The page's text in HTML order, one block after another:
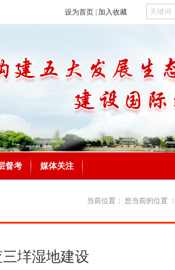
设为首页 加入收藏
督考 媒体关注
当前位置： 您当前的位置 ：
垟湿地建设